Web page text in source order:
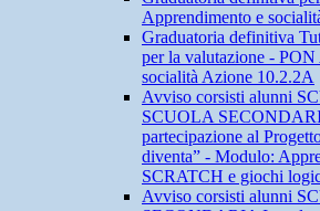
Apprendimento e
Graduatoria definitiva
per la valutazione -
socialità Azione 10.2.2A
Avviso corsisti alunni
SCUOLA
partecipazione al
diventa” - Modulo:
SCRATCH e giochi
Avviso corsisti alunni